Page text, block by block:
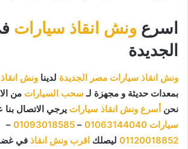
اسرع ونش انقاذ سيارات
الجديدة
ونش انقاذ سيارات مصر الجديدة لدينا ونش
بمعدات حديثة و مجهزة لـ سحب السيارات من
نحن أسرع ونش انقاذ سيارات يرجي الاتصال بنا
سيارات 01063144040
–
01093018585
–
01120018852 ليصلك اقرب ونش انقاذ